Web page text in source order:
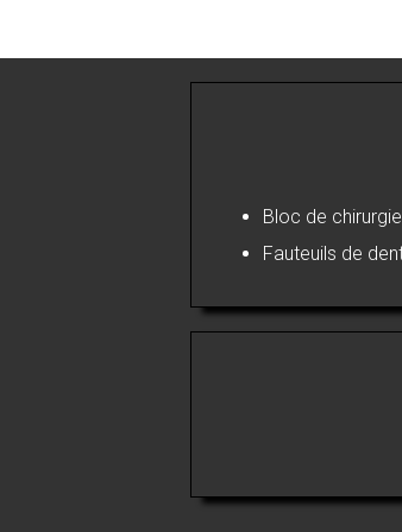
Bloc de chirurgie
Fauteuils de